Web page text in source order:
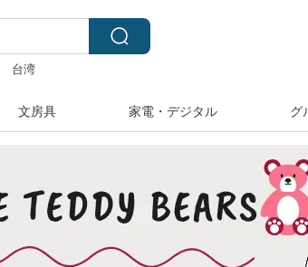
台湾
文房具 家電・デジタル グ